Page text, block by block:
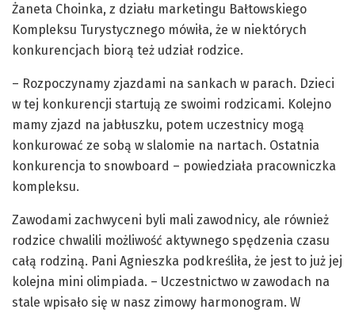
Żaneta Choinka, z działu marketingu Bałtowskiego
Kompleksu Turystycznego mówiła, że w niektórych
konkurencjach biorą też udział rodzice.
– Rozpoczynamy zjazdami na sankach w parach. Dzieci
w tej konkurencji startują ze swoimi rodzicami. Kolejno
mamy zjazd na jabłuszku, potem uczestnicy mogą
konkurować ze sobą w slalomie na nartach. Ostatnia
konkurencja to snowboard – powiedziała pracowniczka
kompleksu.
Zawodami zachwyceni byli mali zawodnicy, ale również
rodzice chwalili możliwość aktywnego spędzenia czasu
całą rodziną. Pani Agnieszka podkreśliła, że jest to już jej
kolejna mini olimpiada. – Uczestnictwo w zawodach na
stale wpisało się w nasz zimowy harmonogram. W